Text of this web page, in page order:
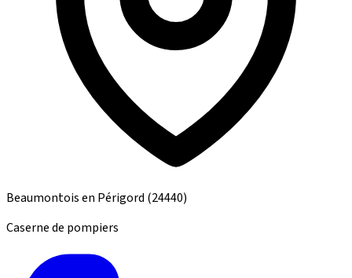
Beaumontois en Périgord (24440)
Caserne de pompiers